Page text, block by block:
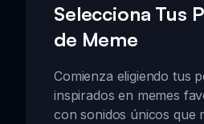
Selecciona Tus
de Meme
Comienza eligiendo tus
inspirados en memes
con sonidos únicos que